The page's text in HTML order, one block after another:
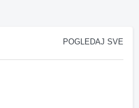
POGLEDAJ SVE